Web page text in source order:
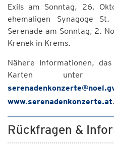
Exils am Sonntag, 26.
ehemaligen Synagoge
Serenade am Sonntag, 2.
Krenek in Krems.
Nähere Informationen,
Karten unter
www.serenadenkonzerte.at.
Rückfragen &